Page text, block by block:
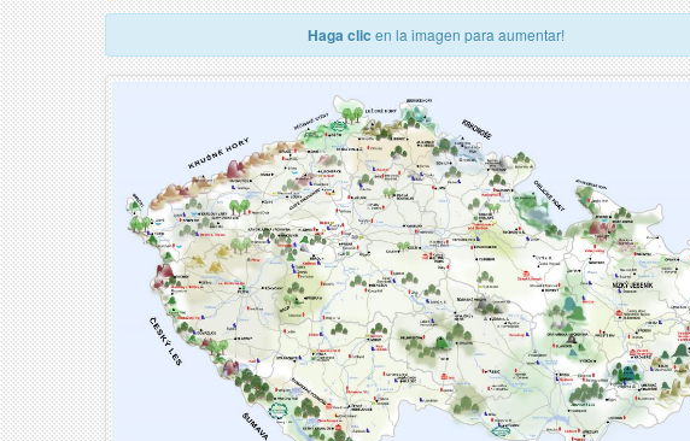
Haga clic en la imagen para aumentar!